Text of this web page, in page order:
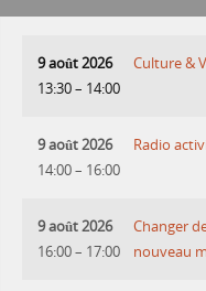
9 août 2026
13:30– 14:00
Culture &
9 août 2026
14:00– 16:00
Radio
9 août 2026
16:00– 17:00
Changer
nouveau